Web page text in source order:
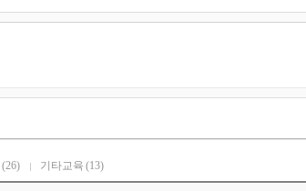
(26) 기타교육 (13)